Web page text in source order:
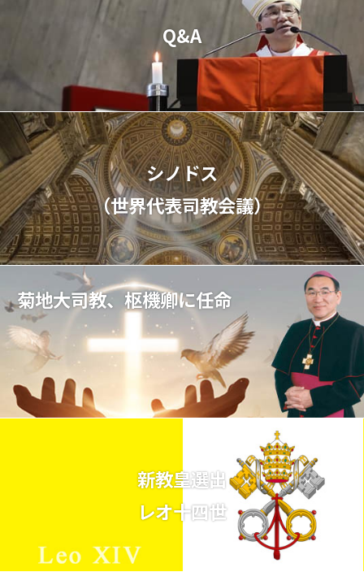
Q&A
シノドス
（世界代表司教会議）
菊地大司教、枢機卿に任命
新教皇選出
レオ十四世